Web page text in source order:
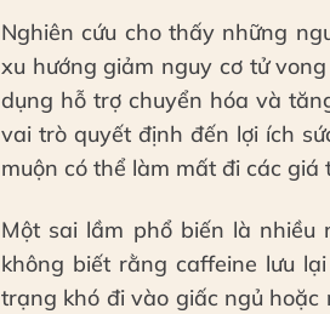
Nghiên cứu cho thấy những
xu hướng giảm nguy cơ tử
dụng hỗ trợ chuyển hóa và
vai trò quyết định đến lợi ích
muộn có thể làm mất đi các
Một sai lầm phổ biến là nhiều
không biết rằng caffeine lưu
trạng khó đi vào giấc ngủ hoặc